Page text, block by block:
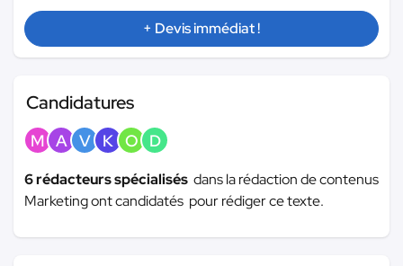
+ Devis immédiat !
Candidatures
M A V K O D
6 rédacteurs spécialisés dans la rédaction de contenus
Marketing ont candidatés pour rédiger ce texte.